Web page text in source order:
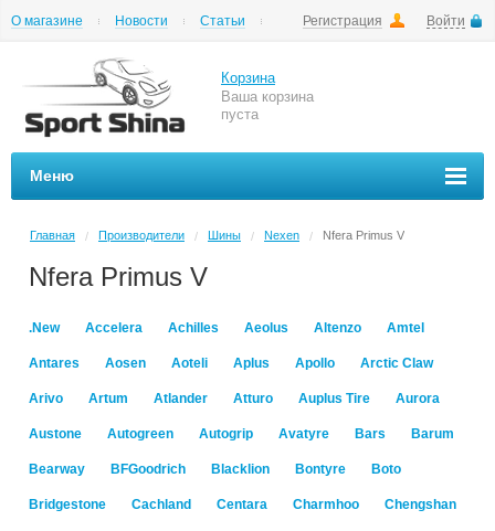
Регистрация Войти
О магазине Новости
Статьи
Корзина
Ваша корзина
пуста
Меню
Главная / Производители / Шины / Nexen / Nfera Primus V
Nfera Primus V
.New Accelera Achilles Aeolus Altenzo Amtel
Antares Aosen Aoteli Aplus Apollo Arctic Claw
Arivo Artum Atlander Atturo Auplus Tire Aurora
Austone Autogreen Autogrip Avatyre Bars Barum
Bearway BFGoodrich Blacklion Bontyre Boto
Bridgestone Cachland Centara Charmhoo Chengshan